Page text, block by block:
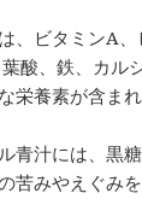
、ビタミンA
酸、鉄、カル
栄養素が含まれ
青汁には、黒
苦みやえぐみ